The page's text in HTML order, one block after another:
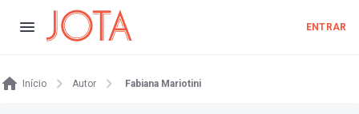
ENTRAR
Início Autor Fabiana Mariotini